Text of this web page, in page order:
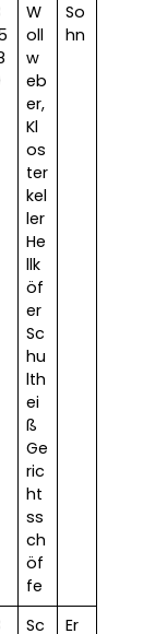
W
oll
w
eb
er,
Kl
os
ter
kel
ler
He
llk
öf
er
Sc
hu
lth
ei
ß
Ge
ric
ht
ss
ch
öf
fe
So
hn
Sc Er